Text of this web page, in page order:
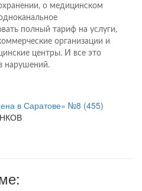
о медицинском
полный тариф на услуги,
организации и
центры. И все это
нарушений.
в Саратове» №8 (455)